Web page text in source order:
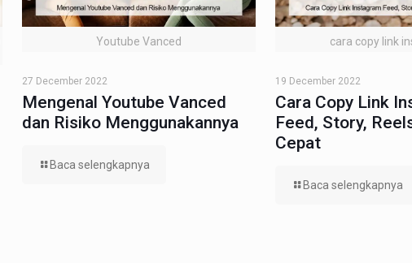
Youtube Vanced
27 December 2022
Mengenal Youtube Vanced
dan Risiko Menggunakannya
Baca selengkapnya
cara copy link
19 December 2022
Cara Copy Link
Feed, Story,
Cepat
Baca selengkapnya